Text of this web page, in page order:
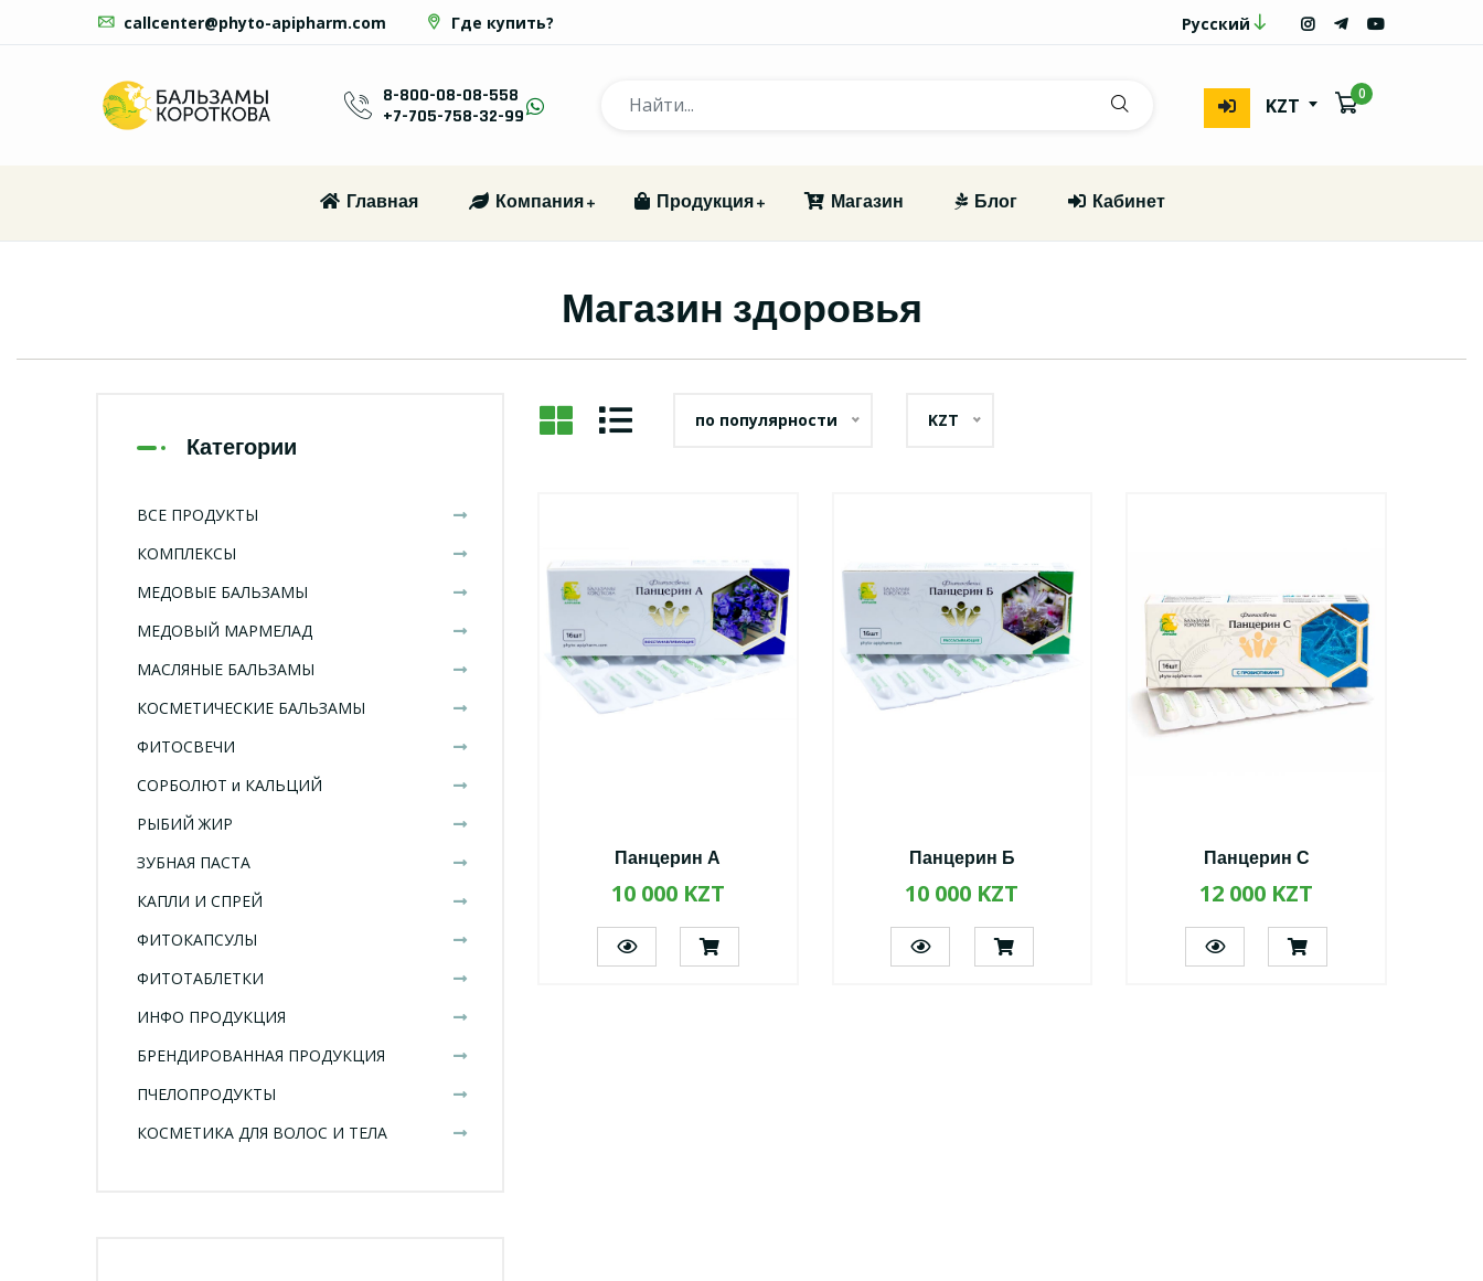
callcenter@phyto-apipharm.com Где купить? Русский
8-800-08-08-558
+7-705-758-32-99
KZT
0
Главная Компания Продукция Магазин Блог Кабинет
Магазин здоровья
по популярности KZT
Панцерин А
10 000 KZT
Панцерин Б
10 000 KZT
Панцерин С
12 000 KZT
Категории
ВСЕ ПРОДУКТЫ
КОМПЛЕКСЫ
МЕДОВЫЕ БАЛЬЗАМЫ
МЕДОВЫЙ МАРМЕЛАД
МАСЛЯНЫЕ БАЛЬЗАМЫ
КОСМЕТИЧЕСКИЕ БАЛЬЗАМЫ
ФИТОСВЕЧИ
СОРБОЛЮТ и КАЛЬЦИЙ
РЫБИЙ ЖИР
ЗУБНАЯ ПАСТА
КАПЛИ И СПРЕЙ
ФИТОКАПСУЛЫ
ФИТОТАБЛЕТКИ
ИНФО ПРОДУКЦИЯ
БРЕНДИРОВАННАЯ ПРОДУКЦИЯ
ПЧЕЛОПРОДУКТЫ
КОСМЕТИКА ДЛЯ ВОЛОС И ТЕЛА